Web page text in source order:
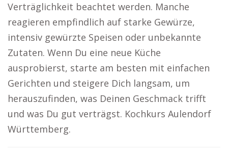
Verträglichkeit beachtet werden. Manche
reagieren empfindlich auf starke Gewürze,
intensiv gewürzte Speisen oder unbekannte
Zutaten. Wenn Du eine neue Küche
ausprobierst, starte am besten mit einfachen
Gerichten und steigere Dich langsam, um
herauszufinden, was Deinen Geschmack trifft
und was Du gut verträgst. Kochkurs Aulendorf
Württemberg.